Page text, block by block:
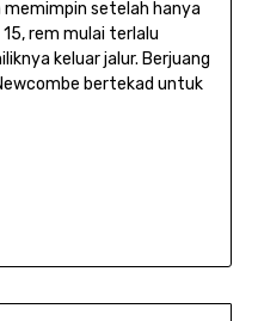
setelah hanya
rem mulai terlalu
keluar jalur. Berjuang
bertekad untuk